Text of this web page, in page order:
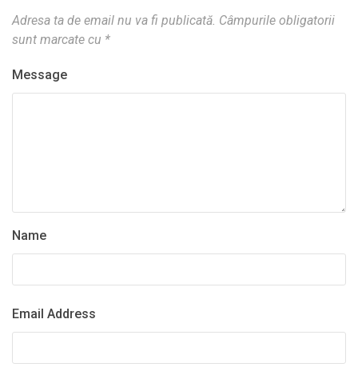
Adresa ta de email nu va fi publicată. Câmpurile obligatorii
sunt marcate cu *
Message
Name
Email Address